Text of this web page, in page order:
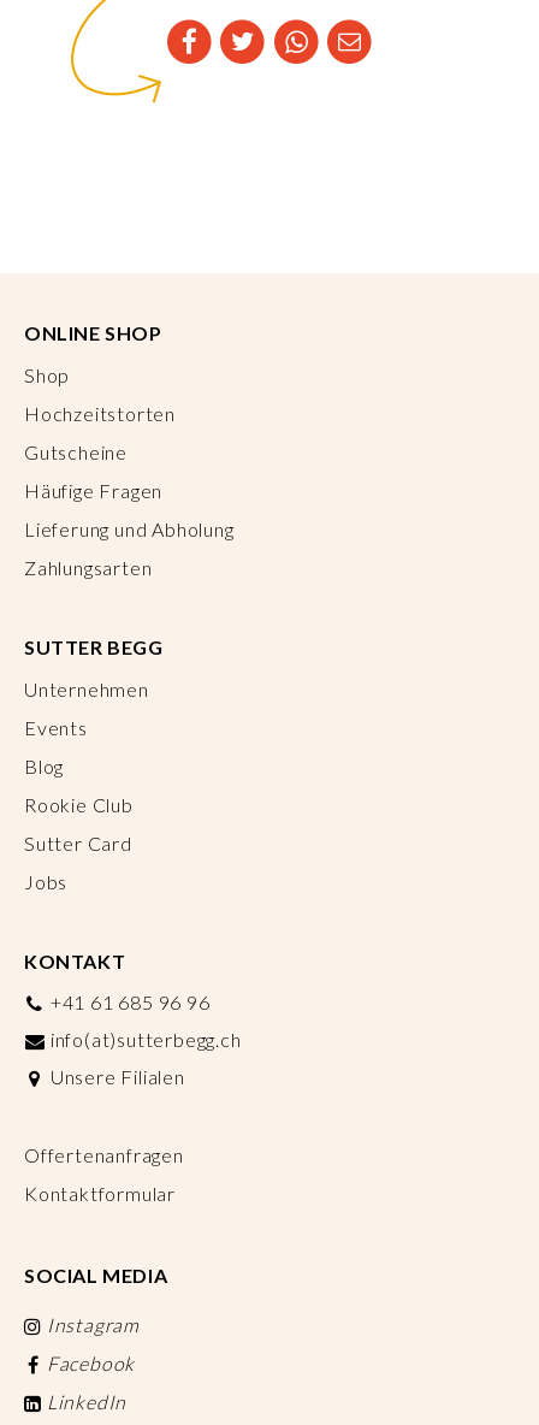
ONLINE SHOP
Shop
Hochzeitstorten
Gutscheine
Häufige Fragen
Lieferung und Abholung
Zahlungsarten
SUTTER BEGG
Unternehmen
Events
Blog
Rookie Club
Sutter Card
Jobs
KONTAKT
+41 61 685 96 96
info(at)sutterbegg.ch
Unsere Filialen
Offertenanfragen
Kontaktformular
SOCIAL MEDIA
Instagram
Facebook
LinkedIn